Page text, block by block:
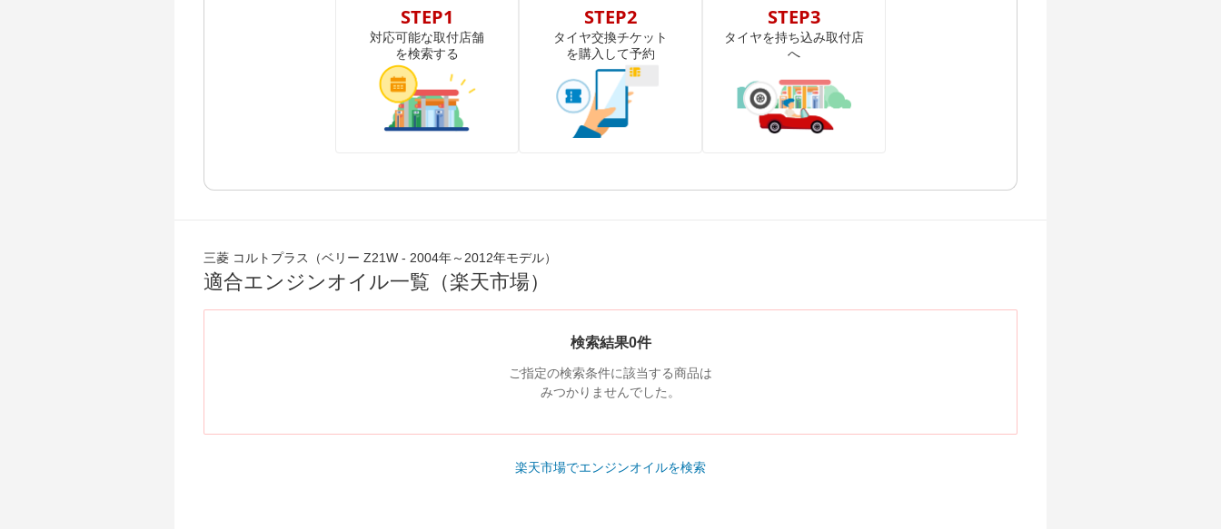
STEP1
対応可能な取付店舗
を検索する
STEP2
タイヤ交換チケット
を購入して予約
STEP3
タイヤを持ち込み取付店
へ
三菱 コルトプラス（ベリー Z21W - 2004年～2012年モデル）
適合エンジンオイル一覧（楽天市場）
検索結果0件
ご指定の検索条件に該当する商品は
みつかりませんでした。
楽天市場でエンジンオイルを検索